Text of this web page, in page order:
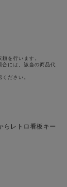
#Dr.STONE（ドクターストーン）
の巨人
を行います。
合には、該当の商品代
ください。
らレトロ看板キー